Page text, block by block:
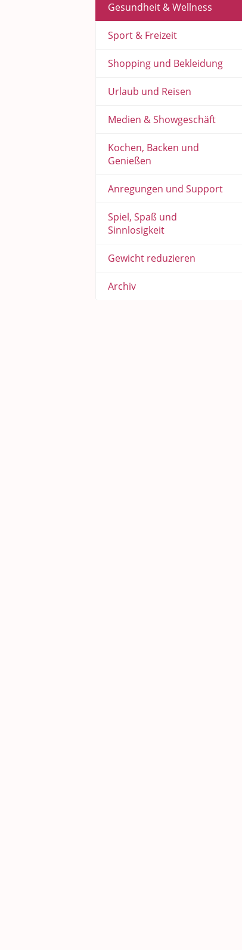
Gesundheit & Wellness
Sport & Freizeit
Shopping und Bekleidung
Urlaub und Reisen
Medien & Showgeschäft
Kochen, Backen und
Genießen
Anregungen und Support
Spiel, Spaß und
Sinnlosigkeit
Gewicht reduzieren
Archiv